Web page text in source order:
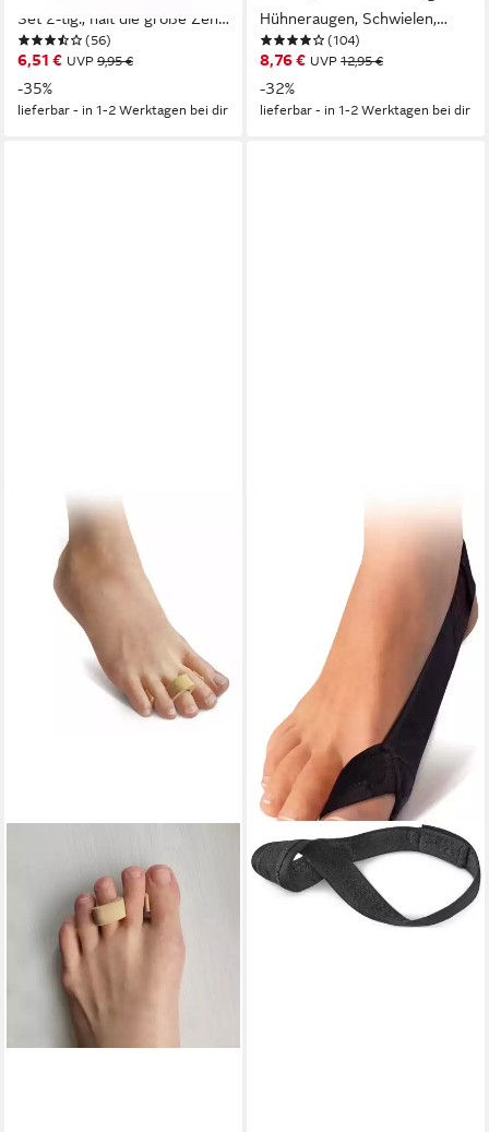
Set 2-tlg., hält die große Zehe
auf Abstand, reduziert
Reibung, mediz. Gel
(56)
6,51 € UVP 9,95 €
-35%
lieferbar - in 1-2 Werktagen bei dir
Hühneraugen, Schwielen,
Entlastung Hallux Valgus
(104)
8,76 € UVP 12,95 €
-32%
lieferbar - in 1-2 Werktagen bei dir